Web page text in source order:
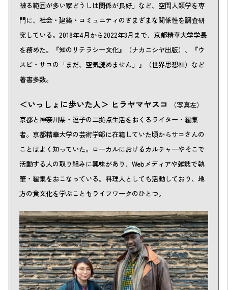
被る範囲が多い家どうしは関係が良好」など、空間人類学を専
門に、社会・建築・コミュニティのさまざまな関係性を調査研
究している。2018年4月から2022年3月まで、京都精華大学学長
を務めた。『知のリテラシー文化』（ナカニシヤ出版）、『ウ
スビ・サコの「まだ、空気読めません」』（世界思想社）など
著書多数。
＜いっしょに歩いた人＞ ヒラヤマヤスコ
（写真左）
京都と神奈川県・逗子の二拠点生活をおくるライター・編集
者。京都精華大学の芸術学部に在籍していた頃からサコさんの
ことはよく知っていた。ローカルにおけるカルチャーやそこで
活動する人の取り組みに興味があり、Webメディアや雑誌で執
筆・編集をおこなっている。料理人としても活動しており、地
方の食文化を学ぶこともライフワークのひとつ。